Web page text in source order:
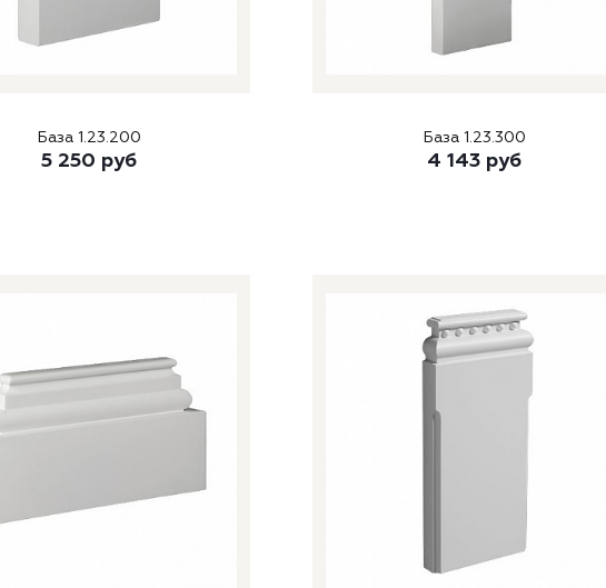
База 1.23.200
5 250 руб
База 1.23.300
4 143руб